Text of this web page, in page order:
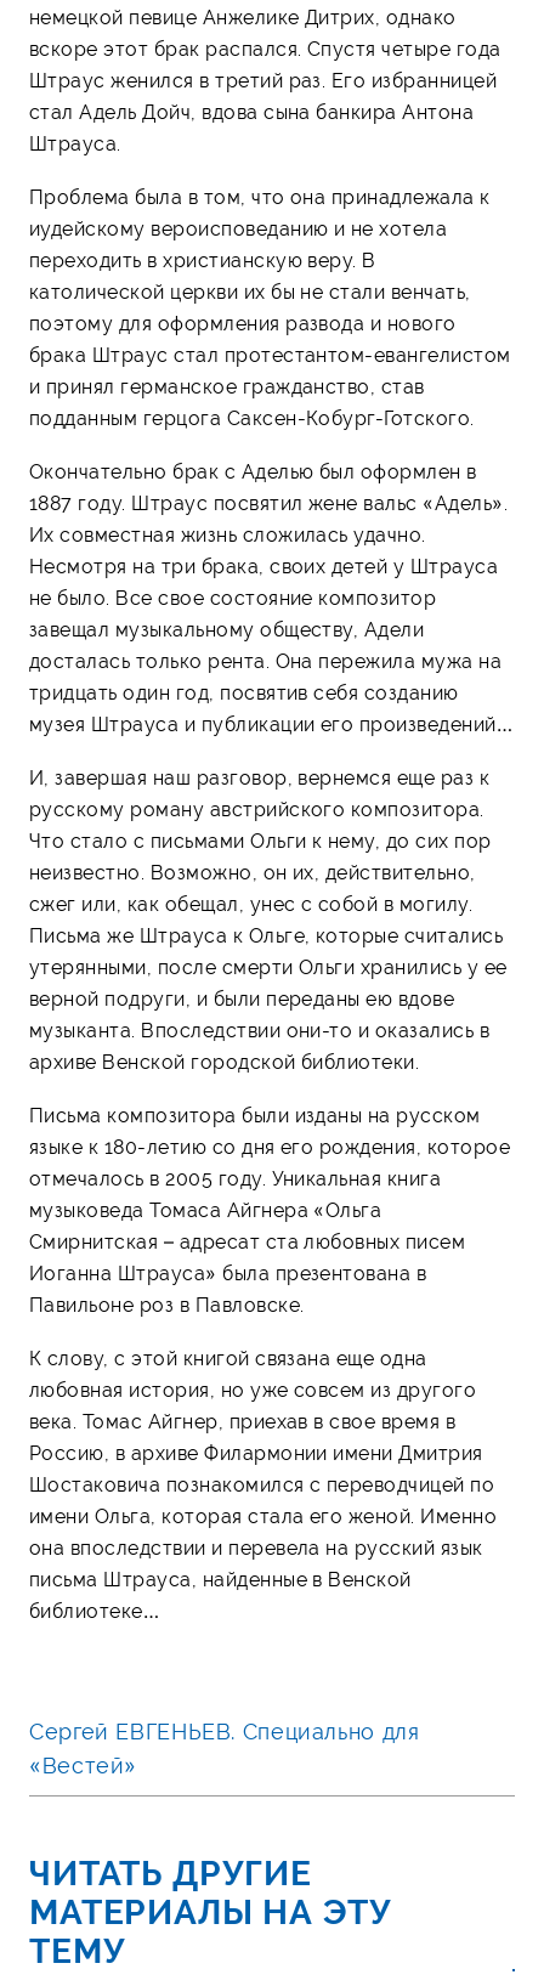
немецкой певице Анжелике Дитрих, однако
вскоре этот брак распался. Спустя четыре года
Штраус женился в третий раз. Его избранницей
стал Адель Дойч, вдова сына банкира Антона
Штрауса.
Проблема была в том, что она принадлежала к
иудейскому вероисповеданию и не хотела
переходить в христианскую веру. В
католической церкви их бы не стали венчать,
поэтому для оформления развода и нового
брака Штраус стал протестантом-евангелистом
и принял германское гражданство, став
подданным герцога Саксен-Кобург-Готского.
Окончательно брак с Аделью был оформлен в
1887 году. Штраус посвятил жене вальс «Адель».
Их совместная жизнь сложилась удачно.
Несмотря на три брака, своих детей у Штрауса
не было. Все свое состояние композитор
завещал музыкальному обществу, Адели
досталась только рента. Она пережила мужа на
тридцать один год, посвятив себя созданию
музея Штрауса и публикации его произведений…
И, завершая наш разговор, вернемся еще раз к
русскому роману австрийского композитора.
Что стало с письмами Ольги к нему, до сих пор
неизвестно. Возможно, он их, действительно,
сжег или, как обещал, унес с собой в могилу.
Письма же Штрауса к Ольге, которые считались
утерянными, после смерти Ольги хранились у ее
верной подруги, и были переданы ею вдове
музыканта. Впоследствии они-то и оказались в
архиве Венской городской библиотеки.
Письма композитора были изданы на русском
языке к 180-летию со дня его рождения, которое
отмечалось в 2005 году. Уникальная книга
музыковеда Томаса Айгнера «Ольга
Смирнитская – адресат ста любовных писем
Иоганна Штрауса» была презентована в
Павильоне роз в Павловске.
К слову, с этой книгой связана еще одна
любовная история, но уже совсем из другого
века. Томас Айгнер, приехав в свое время в
Россию, в архиве Филармонии имени Дмитрия
Шостаковича познакомился с переводчицей по
имени Ольга, которая стала его женой. Именно
она впоследствии и перевела на русский язык
письма Штрауса, найденные в Венской
библиотеке…
Сергей ЕВГЕНЬЕВ. Специально для
«Вестей»
ЧИТАТЬ ДРУГИЕ
МАТЕРИАЛЫ НА ЭТУ
ТЕМУ